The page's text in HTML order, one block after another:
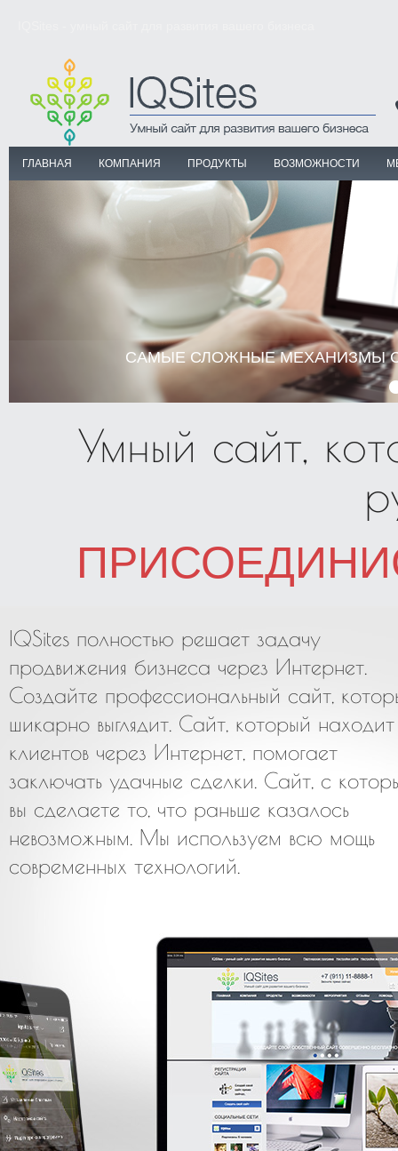
ГЛАВНАЯ КОМПАНИЯ ПРОДУКТЫ ВОЗМОЖНОСТИ
САМЫЕ СЛОЖНЫЕ МЕХАНИЗМЫ
Умный сайт,
IQSites полностью решает задачу
продвижения бизнеса через Интернет.
Создайте профессиональный сайт,
шикарно выглядит. Сайт, который находит
клиентов через Интернет, помогает
заключать удачные сделки. Сайт, с
вы сделаете то, что раньше казалось
невозможным. Мы используем всю мощь
современных технологий.